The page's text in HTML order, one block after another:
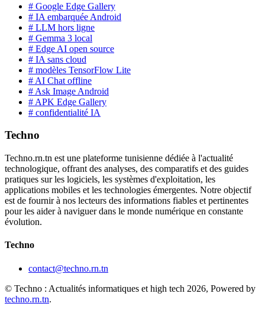
# Google Edge Gallery
# IA embarquée Android
# LLM hors ligne
# Gemma 3 local
# Edge AI open source
# IA sans cloud
# modèles TensorFlow Lite
# AI Chat offline
# Ask Image Android
# APK Edge Gallery
# confidentialité IA
Techno
Techno.rn.tn est une plateforme tunisienne dédiée à l'actualité
technologique, offrant des analyses, des comparatifs et des guides
pratiques sur les logiciels, les systèmes d'exploitation, les
applications mobiles et les technologies émergentes. Notre objectif
est de fournir à nos lecteurs des informations fiables et pertinentes
pour les aider à naviguer dans le monde numérique en constante
évolution.
Techno
contact@techno.rn.tn
© Techno : Actualités informatiques et high tech 2026, Powered by
techno.rn.tn.